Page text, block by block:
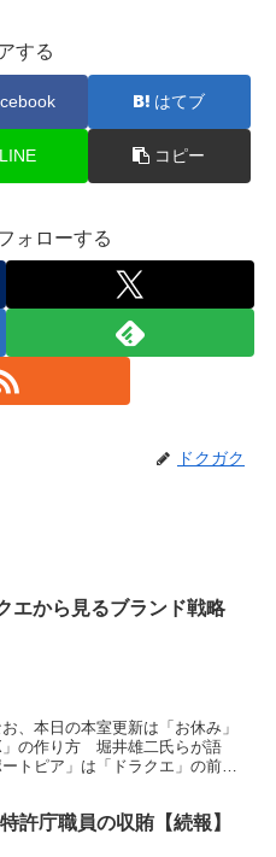
する
はてブ
LINE コピー
ォローする
ドクガク
エから見るブランド戦略
、本日の本室更新は「お休み」
」の作り方 堀井雄二氏らが語
トピア」は「ドラクエ」の前フ
許庁職員の収賄【続報】